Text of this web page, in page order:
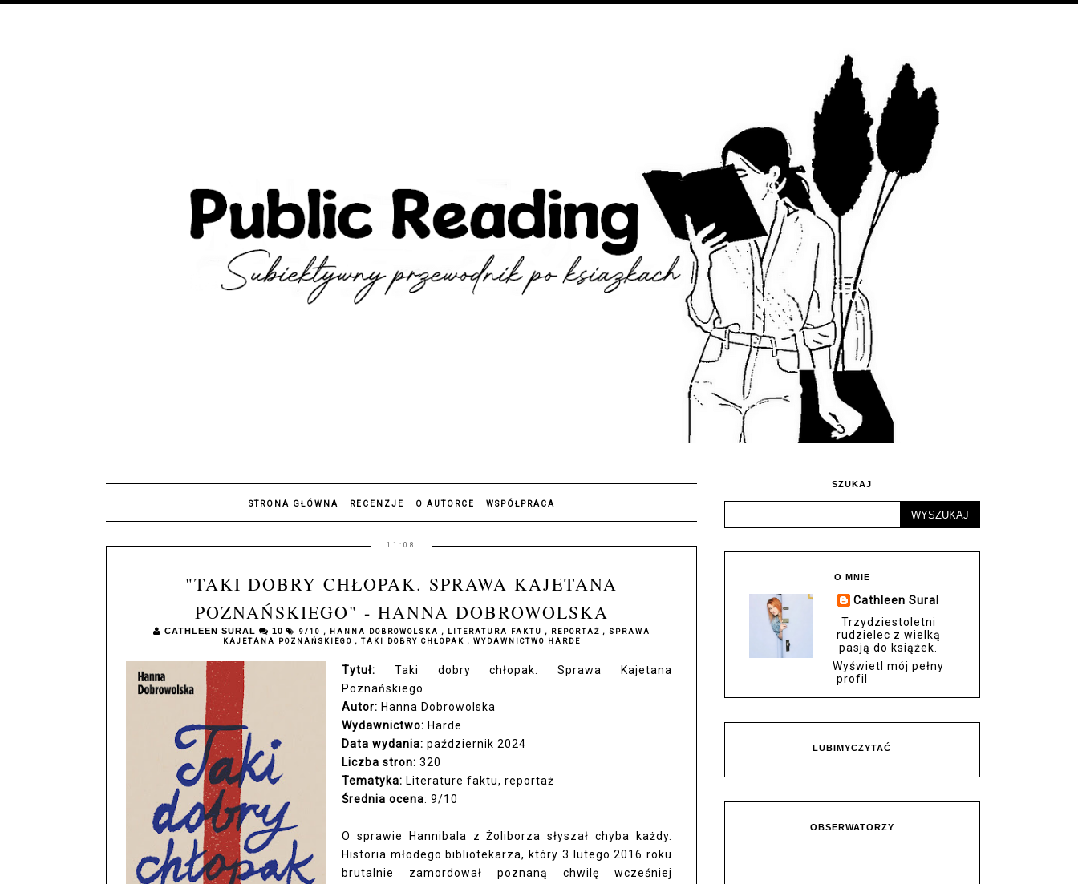
STRONA GŁÓWNA RECENZJE O AUTORCE WSPÓŁPRACA
11:08
"TAKI DOBRY CHŁOPAK. SPRAWA KAJETANA
POZNAŃSKIEGO" - HANNA DOBROWOLSKA
CATHLEEN SURAL 10 9/10 , HANNA DOBROWOLSKA , LITERATURA FAKTU , REPORTAŻ , SPRAWA
KAJETANA POZNAŃSKIEGO , TAKI DOBRY CHŁOPAK , WYDAWNICTWO HARDE
Tytuł: Taki dobry chłopak. Sprawa Kajetana
Poznańskiego
Autor: Hanna Dobrowolska
Wydawnictwo: Harde
Data wydania: październik 2024
Liczba stron: 320
Tematyka: Literature faktu, reportaż
Średnia ocena: 9/10
O sprawie Hannibala z Żoliborza słyszał chyba każdy.
Historia młodego bibliotekarza, który 3 lutego 2016 roku
brutalnie zamordował poznaną chwilę wcześniej
SZUKAJ
O MNIE
Cathleen Sural
Trzydziestoletni
rudzielec z wielką
pasją do książek.
Wyświetl mój pełny
profil
LUBIMYCZYTAĆ
OBSERWATORZY